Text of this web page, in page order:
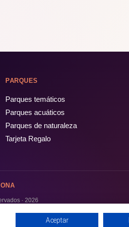
PARQUES
Parques temáticos
Parques acuáticos
Parques de naturaleza
Tarjeta Regalo
· 2026
Aceptar